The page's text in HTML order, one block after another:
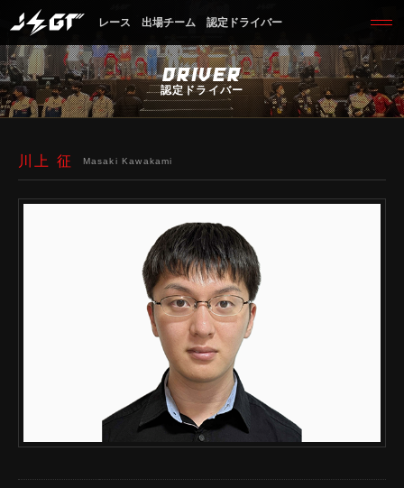
レース 出場チーム 認定ドライバー
DRIVER
認定ドライバー
川上 征 Masaki Kawakami